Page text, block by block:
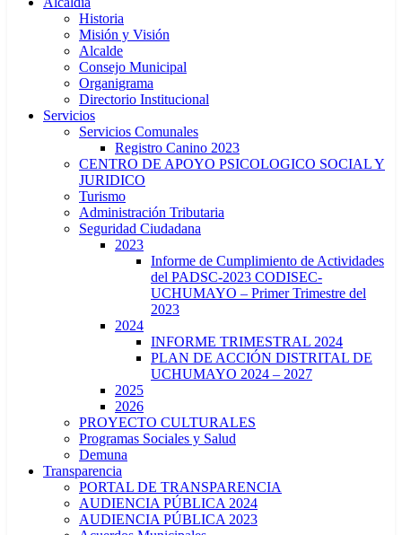
Historia
Misión y Visión
Alcalde
Consejo Municipal
Organigrama
Directorio Institucional
Servicios
Servicios Comunales
Registro Canino 2023
CENTRO DE APOYO PSICOLOGICO SOCIAL Y
JURIDICO
Turismo
Administración Tributaria
Seguridad Ciudadana
2023
Informe de Cumplimiento de Actividades
del PADSC-2023 CODISEC-
UCHUMAYO – Primer Trimestre del
2023
2024
INFORME TRIMESTRAL 2024
PLAN DE ACCIÓN DISTRITAL DE
UCHUMAYO 2024 – 2027
2025
2026
PROYECTO CULTURALES
Programas Sociales y Salud
Demuna
Transparencia
PORTAL DE TRANSPARENCIA
AUDIENCIA PÚBLICA 2024
AUDIENCIA PÚBLICA 2023